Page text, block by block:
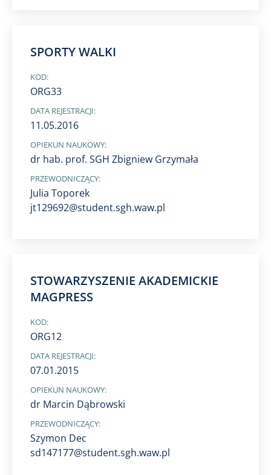
SPORTY WALKI
KOD:
ORG33
DATA REJESTRACJI:
11.05.2016
OPIEKUN NAUKOWY:
dr hab. prof. SGH Zbigniew Grzymała
PRZEWODNICZĄCY:
Julia Toporek
jt129692@student.sgh.waw.pl
STOWARZYSZENIE AKADEMICKIE
MAGPRESS
KOD:
ORG12
DATA REJESTRACJI:
07.01.2015
OPIEKUN NAUKOWY:
dr Marcin Dąbrowski
PRZEWODNICZĄCY:
Szymon Dec
sd147177@student.sgh.waw.pl